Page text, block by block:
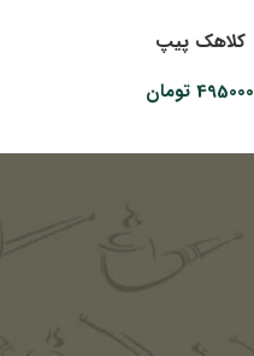
کلاهک پیپ
495000 تومان